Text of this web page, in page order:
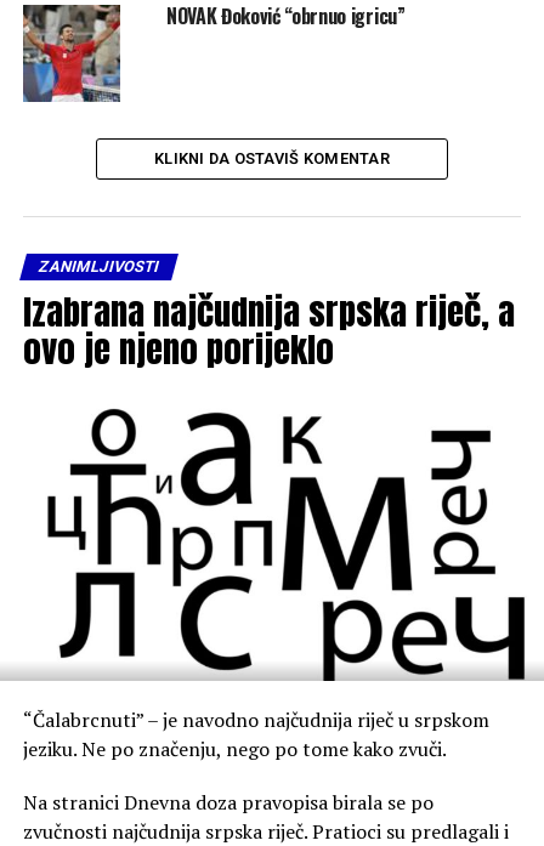
NOVAK Đoković “obrnuo igricu”
KLIKNI DA OSTAVIŠ KOMENTAR
ZANIMLJIVOSTI
Izabrana najčudnija srpska riječ, a
ovo je njeno porijeklo
“Čalabrcnuti” – je navodno najčudnija riječ u srpskom
jeziku. Ne po značenju, nego po tome kako zvuči.
Na stranici Dnevna doza pravopisa birala se po
zvučnosti najčudnija srpska riječ. Pratioci su predlagali i